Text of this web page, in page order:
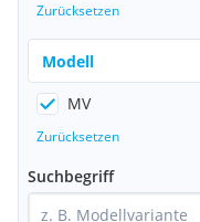
Zurücksetzen
Modell
MV
Zurücksetzen
Suchbegriff